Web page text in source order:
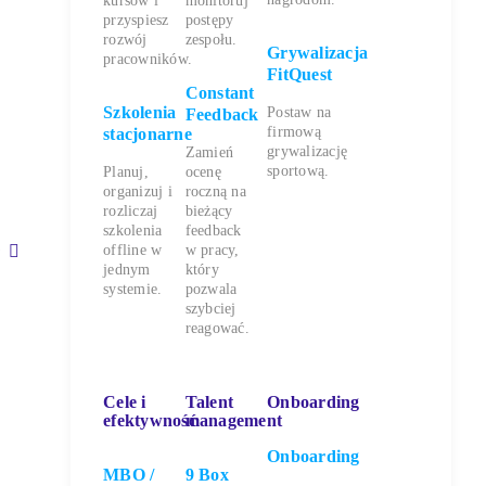
przyspiesz
rozwój
pracowników.
Szkolenia
stacjonarne
Planuj,
organizuj i
rozliczaj
szkolenia
offline w
jednym
systemie.
postępy
zespołu.
Constant
Feedback
Zamień
ocenę
roczną na
bieżący
feedback
w pracy,
który
pozwala
szybciej
reagować.
Grywalizacja
FitQuest
Postaw na
firmową
grywalizację
sportową.
Cele i
efektywność
MBO /
Talent
management
9 Box
Onboarding
Onboarding